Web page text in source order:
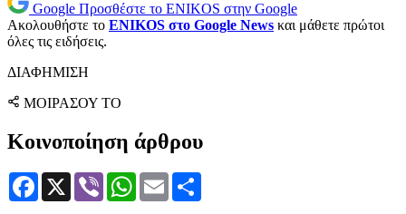
Google Προσθέστε το ENIKOS στην Google
Ακολουθήστε το ENIKOS στο Google News και μάθετε πρώτοι
όλες τις ειδήσεις.
ΔΙΑΦΗΜΙΣΗ
ΜΟΙΡΑΣΟΥ ΤΟ
Κοινοποίηση άρθρου
Facebook
X Viber WhatsApp
Email